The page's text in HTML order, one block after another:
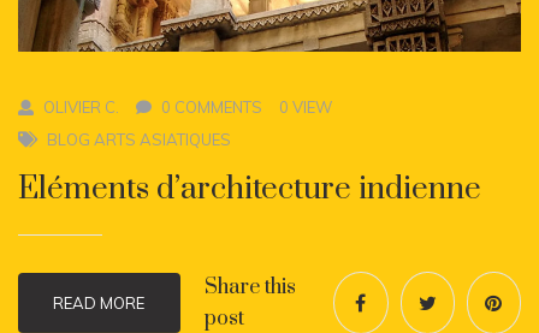
OLIVIER C. 0 COMMENTS
0 VIEW
BLOG ARTS ASIATIQUES
Eléments d’architecture indienne
READ MORE
Share this
post